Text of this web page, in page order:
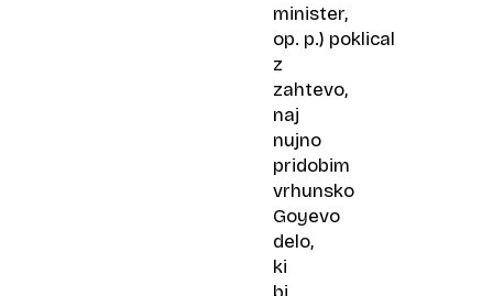
minister,
op. p.) poklical
z
zahtevo,
naj
nujno
pridobim
vrhunsko
Goyevo
delo,
ki